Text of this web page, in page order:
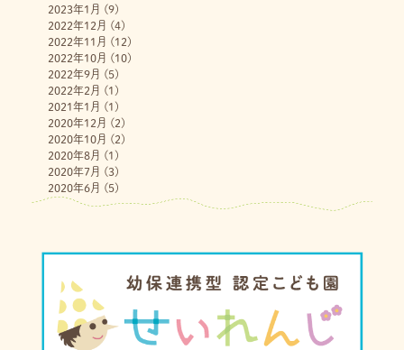
2023年1月 (9)
2022年12月 (4)
2022年11月 (12)
2022年10月 (10)
2022年9月 (5)
2022年2月 (1)
2021年1月 (1)
2020年12月 (2)
2020年10月 (2)
2020年8月 (1)
2020年7月 (3)
2020年6月 (5)